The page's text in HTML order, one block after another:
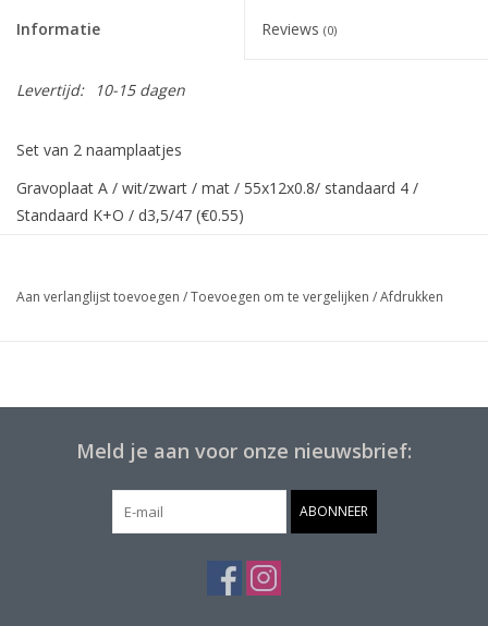
Informatie Reviews (0)
Levertijd: 10-15 dagen
Set van 2 naamplaatjes
Gravoplaat A / wit/zwart / mat / 55x12x0.8/ standaard 4 /
Standaard K+O / d3,5/47 (€0.55)
Gravoplaat A / wit/zwart / mat / 54x15x0.8 / standaard / 4 /
Aan verlanglijst toevoegen /Toevoegen om te vergelijken /Afdrukken
Meld je aan voor onze nieuwsbrief:
ABONNEER